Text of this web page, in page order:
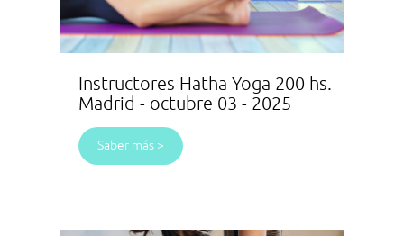
Instructores Hatha Yoga 200 hs.
Madrid - octubre 03 - 2025
Saber más >